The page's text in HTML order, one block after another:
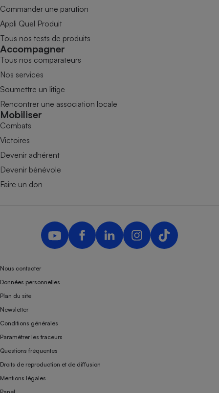
Commander une parution
Appli Quel Produit
Tous nos tests de produits
Accompagner
Tous nos comparateurs
Nos services
Soumettre un litige
Rencontrer une association locale
Mobiliser
Combats
Victoires
Devenir adhérent
Devenir bénévole
Faire un don
Nous contacter
Données personnelles
Plan du site
Newsletter
Conditions générales
Paramétrer les traceurs
Questions fréquentes
Droits de reproduction et de diffusion
Mentions légales